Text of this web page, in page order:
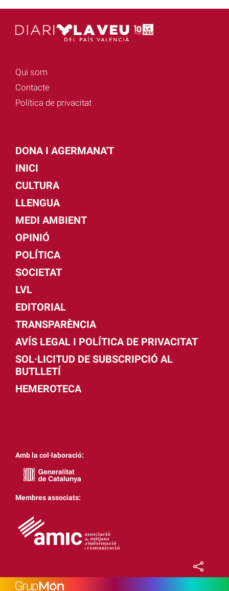
Qui som
Contacte
Política de privacitat
DONA I AGERMANA'T
INICI
CULTURA
LLENGUA
MEDI AMBIENT
OPINIÓ
POLÍTICA
SOCIETAT
LVL
EDITORIAL
TRANSPARÈNCIA
AVÍS LEGAL I POLÍTICA DE PRIVACITAT
SOL·LICITUD DE SUBSCRIPCIÓ AL
BUTLLETÍ
HEMEROTECA
Amb la col·laboració:
Membres associats: